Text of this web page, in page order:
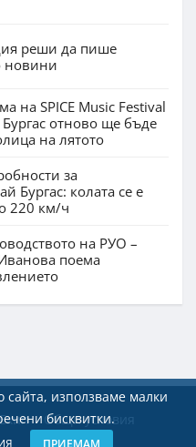
реши да пише
новини
на SPICE Music Festival
Бургас отново ще бъде
на лятото
за
Бургас: колата се е
220 км/ч
на РУО –
поема
използваме малки
бисквитки.
ПРИЕМАМ
Екип Общи условия